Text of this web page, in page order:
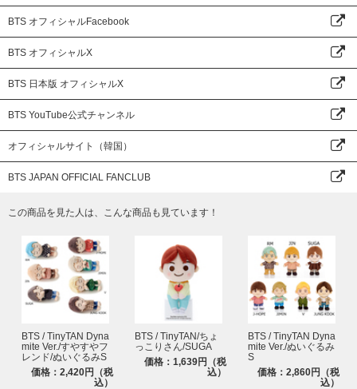
BTS オフィシャルFacebook
BTS オフィシャルX
BTS 日本版 オフィシャルX
BTS YouTube公式チャンネル
オフィシャルサイト（韓国）
BTS JAPAN OFFICIAL FANCLUB
この商品を見た人は、こんな商品も見ています！
BTS / TinyTAN Dyna
mite Ver./すやすやフ
レンド/ぬいぐるみS
価格：2,420円（税
込）
BTS / TinyTAN/ちょ
っこりさん/SUGA
価格：1,639円（税
込）
BTS / TinyTAN Dyna
mite Ver./ぬいぐるみ
S
価格：2,860円（税
込）